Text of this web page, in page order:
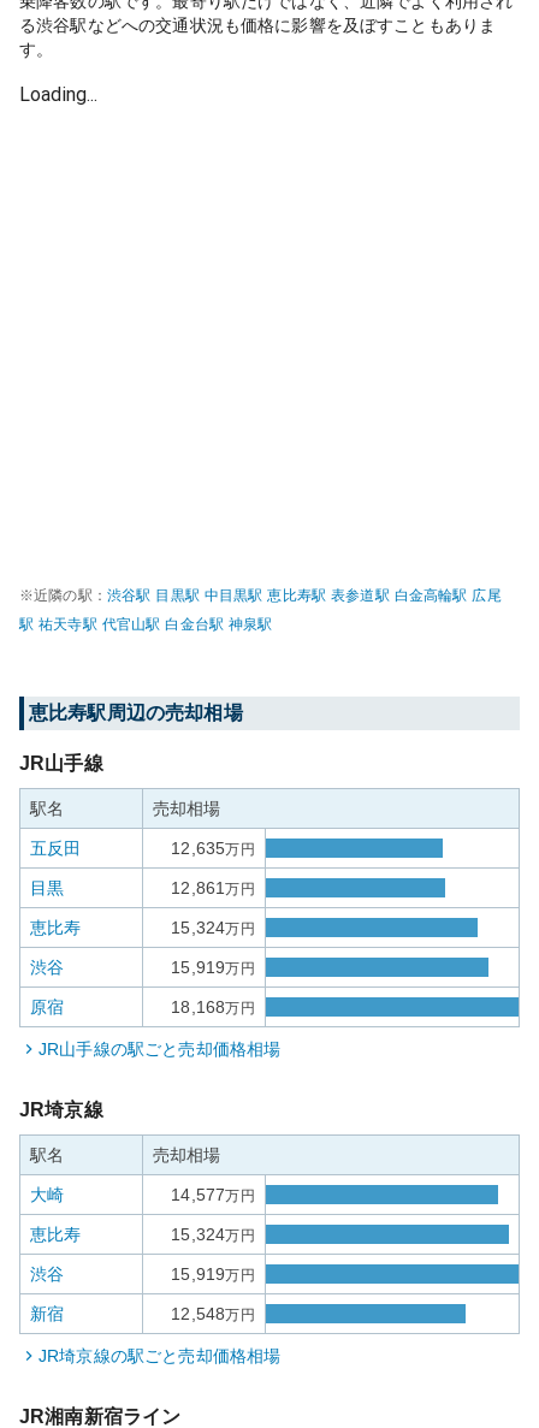
る渋谷駅などへの交通状況も価格に影響を及ぼすこともありま
す。
Loading...
※近隣の駅： 渋谷駅 目黒駅 中目黒駅 恵比寿駅 表参道駅 白金高輪駅 広尾
駅 祐天寺駅 代官山駅 白金台駅 神泉駅
恵比寿駅周辺の売却相場
JR山手線
駅名 売却相場
五反田 12,635万円
目黒 12,861万円
恵比寿 15,324万円
渋谷 15,919万円
原宿 18,168万円
JR山手線の駅ごと売却価格相場
JR埼京線
駅名 売却相場
大崎 14,577万円
恵比寿 15,324万円
渋谷 15,919万円
新宿 12,548万円
JR埼京線の駅ごと売却価格相場
JR湘南新宿ライン